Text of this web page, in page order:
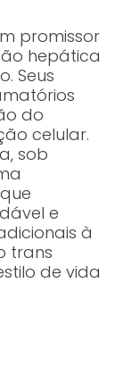
promissor
hepática
Seus
do
celular.
sob
e
à
trans
de vida